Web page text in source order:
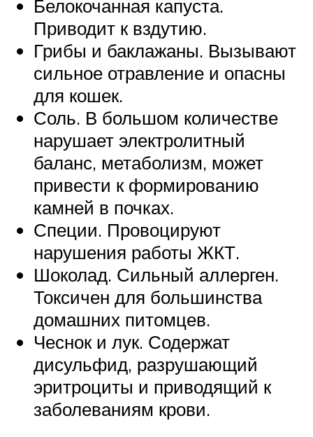
Белокочанная капуста.
Приводит к вздутию.
Грибы и баклажаны. Вызывают
сильное отравление и опасны
для кошек.
Соль. В большом количестве
нарушает электролитный
баланс, метаболизм, может
привести к формированию
камней в почках.
Специи. Провоцируют
нарушения работы ЖКТ.
Шоколад. Сильный аллерген.
Токсичен для большинства
домашних питомцев.
Чеснок и лук. Содержат
дисульфид, разрушающий
эритроциты и приводящий к
заболеваниям крови.